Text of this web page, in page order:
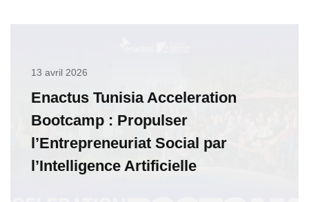
13 avril 2026
Enactus Tunisia Acceleration
Bootcamp : Propulser
l’Entrepreneuriat Social par
l’Intelligence Artificielle